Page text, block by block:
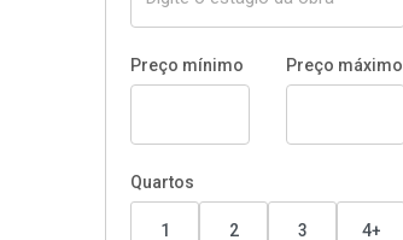
Preço mínimo Preço máximo
Quartos
1 2 3 4+